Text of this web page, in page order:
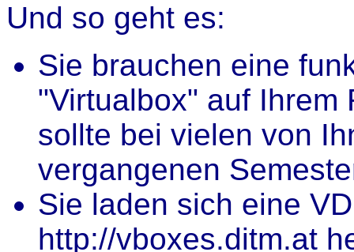
Und so geht es:
Sie brauchen eine
"Virtualbox" auf Ihrem
sollte bei vielen von
vergangenen
Sie laden sich eine
http://vboxes.ditm.at